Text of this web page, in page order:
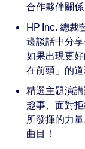
合作夥伴關
HP Inc. 總裁
邊談話中分
如果出現更
在前頭」的道
精選主題演
趣事、面對
所發揮的力
曲目！